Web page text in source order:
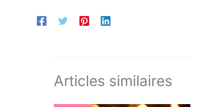
Articles similaires